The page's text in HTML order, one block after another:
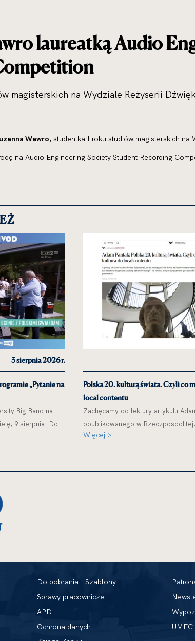
laureatką Audio
magisterskich na Wydziale Reżyserii
Wawro, studentka I roku studiów magisterskich
na Audio Engineering Society Student Recording
3 sierpnia 2026 r.
„Pytanie na
Big Band na
9 sierpnia. Do
Polska 20. kulturą świata. Czyli co
local contentu
Zachęcamy do lektury artykułu
opublikowanego w Rzeczpospolitej.
Więcej >
Do pobrania | Szablony
Sprawy pracownicze
APD
Ochrona danych
UMFC